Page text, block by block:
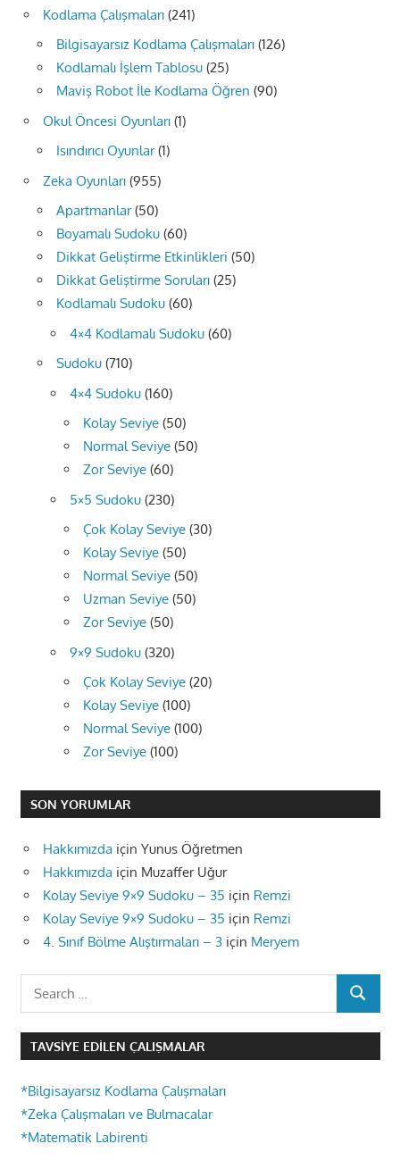
Kodlama Çalışmaları (241)
Bilgisayarsız Kodlama Çalışmaları (126)
Kodlamalı İşlem Tablosu (25)
Maviş Robot İle Kodlama Öğren (90)
Okul Öncesi Oyunları (1)
Isındırıcı Oyunlar(1)
Zeka Oyunları (955)
Apartmanlar(50)
Boyamalı Sudoku (60)
Dikkat Geliştirme Etkinlikleri (50)
Dikkat Geliştirme Soruları (25)
Kodlamalı Sudoku (60)
4×4 Kodlamalı Sudoku (60)
Sudoku (710)
4×4 Sudoku (160)
Kolay Seviye (50)
Normal Seviye (50)
Zor Seviye (60)
5×5 Sudoku (230)
Çok Kolay Seviye (30)
Kolay Seviye (50)
Normal Seviye (50)
Uzman Seviye (50)
Zor Seviye (50)
9×9 Sudoku (320)
Çok Kolay Seviye (20)
Kolay Seviye (100)
Normal Seviye (100)
Zor Seviye (100)
SON YORUMLAR
Hakkımızda için Yunus Öğretmen
Hakkımızda için Muzaffer Uğur
Kolay Seviye 9×9 Sudoku – 35 için Remzi
Kolay Seviye 9×9 Sudoku – 35 için Remzi
4. Sınıf Bölme Alıştırmaları – 3 için Meryem
SEARCH
TAVSIYE EDILEN ÇALIŞMALAR
*Bilgisayarsız Kodlama Çalışmaları
*Zeka Çalışmaları ve Bulmacalar
*Matematik Labirenti